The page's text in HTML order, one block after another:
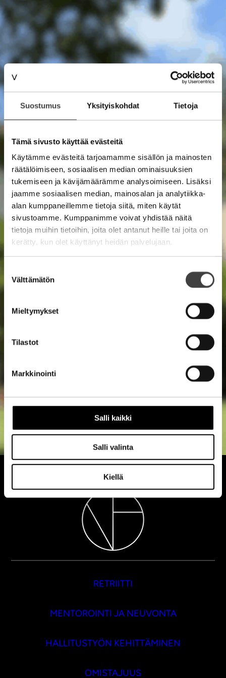
Suostumus Yksityiskohdat Tietoja
Tämä sivusto käyttää evästeitä
Käytämme evästeitä tarjoamamme sisällön ja mainosten
räätälöimiseen, sosiaalisen median ominaisuuksien
tukemiseen ja kävijämäärämme analysoimiseen. Lisäksi
jaamme sosiaalisen median, mainosalan ja analytiikka-
alan kumppaneillemme tietoja siitä, miten käytät
sivustoamme. Kumppanimme voivat yhdistää näitä
tietoja muihin tietoihin, joita olet antanut heille tai joita on
kerätty, kun olet käyttänyt heidän palvelujaan.
valinta
Välttämätön
Mieltymykset
Tilastot
Markkinointi
Salli kaikki
Salli valinta
Kiellä
RETRIITTI
MENTOROINTI JA NEUVONTA
HALLITUSTYÖN KEHITTÄMINEN
OMISTAJUUS